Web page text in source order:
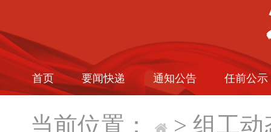
首页 要闻快递 通知公告 任前公示
当前位置： > 组工动